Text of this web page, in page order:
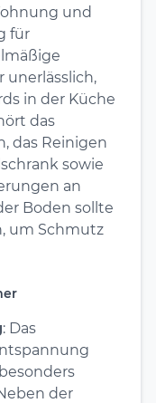
und
für
unerlässlich,
in der Küche
das
das Reinigen
sowie
an
Boden sollte
um Schmutz
: Das
der